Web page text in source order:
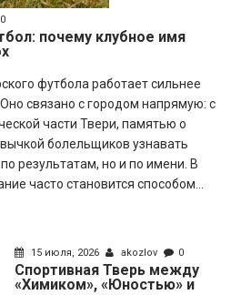
0
почему клубное имя
футбола работает сильнее
связано с городом напрямую: с
части Твери, памятью о
болельщиков узнавать
результатам, но и по имени. В
часто становится способом...
15 июля, 2026 akozlov 0
Спортивная Тверь между
«Химиком», «Юностью» и